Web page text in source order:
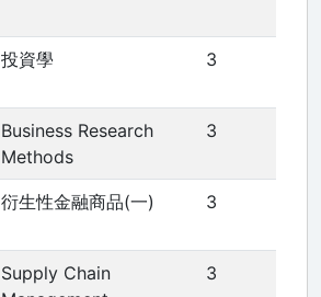
投資學 3
Business Research
Methods
3
衍生性金融商品(一) 3
Supply Chain
3